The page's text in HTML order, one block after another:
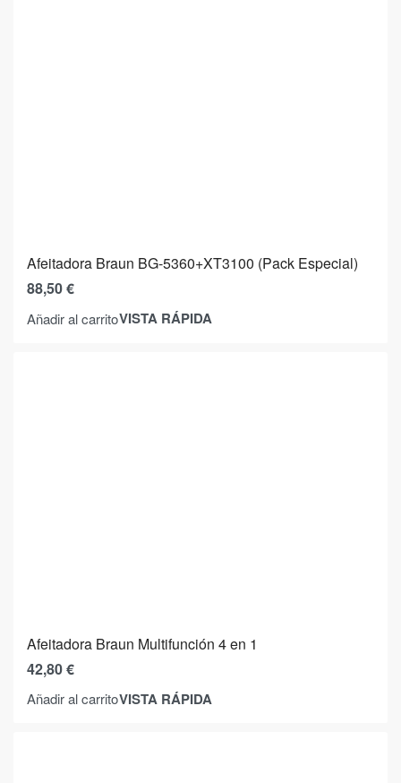
Afeitadora Braun BG-5360+XT3100 (Pack Especial)
88,50€
Añadir al carritoVISTA RÁPIDA
Afeitadora Braun Multifunción 4 en 1
42,80€
Añadir al carritoVISTA RÁPIDA